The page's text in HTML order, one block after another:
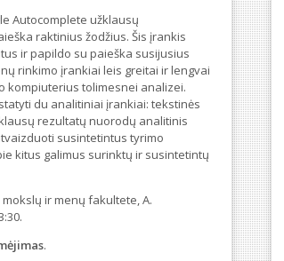
Autocomplete užklausų
raktinius žodžius. Šis įrankis
ir papildo su paieška susijusius
rinkimo įrankiai leis greitai ir lengvai
kompiuterius tolimesnei analizei.
du analitiniai įrankiai: tekstinės
rezultatų nuorodų analitinis
susintetintus tyrimo
kitus galimus surinktų ir susintetintų
ir menų fakultete, A.
.